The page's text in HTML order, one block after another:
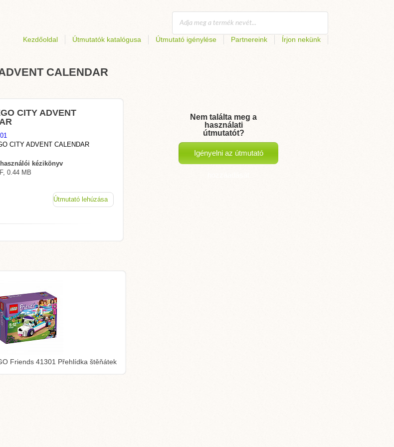
Kezdőoldal Útmutatók katalógusa Útmutató igénylése Partnereink Írjon nekünk
CALENDAR
CITY ADVENT
CITY ADVENT CALENDAR
kézikönyv
0.44 MB
Útmutató lehúzása
Friends 41301 Přehlídka štěňátek
Nem találta meg a
használati
útmutatót?
Igényelni az útmutató